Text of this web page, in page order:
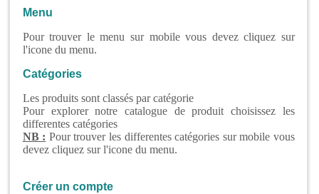
Menu
Pour trouver le menu sur mobile vous devez cliquez sur
l'icone du menu.
Catégories
Les produits sont classés par catégorie
Pour explorer notre catalogue de produit choisissez les
differentes catégories
NB : Pour trouver les differentes catégories sur mobile vous
devez cliquez sur l'icone du menu.
Créer un compte